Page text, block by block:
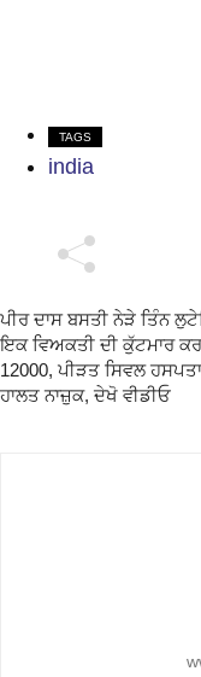
TAGS
india
ਪੀਰ ਦਾਸ ਬਸਤੀ ਨੇੜੇ ਤਿੰਨ
ਇਕ ਵਿਅਕਤੀ ਦੀ ਕੁੱਟਮਾਰ
12000, ਪੀੜਤ ਸਿਵਲ
ਹਾਲਤ ਨਾਜ਼ੁਕ, ਦੇਖੋ ਵੀਡੀਓ